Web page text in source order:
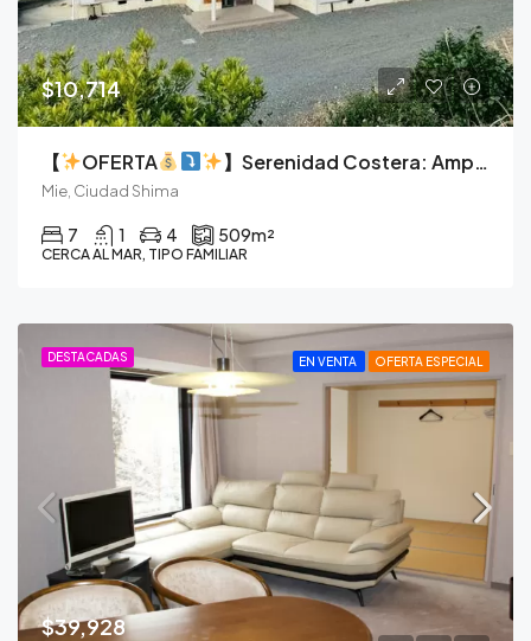
$10,714
【 OFERTA 】Serenidad Costera: Amplia Finca de Hormigón de 7 Dormitorios en Shima
Mie, Ciudad Shima
7 1 4 509m²
CERCA AL MAR, TIPO FAMILIAR
DESTACADAS EN VENTA OFERTA ESPECIAL
$39,928